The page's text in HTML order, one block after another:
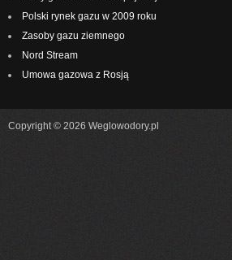
Polski rynek gazu w 2009 roku
Zasoby gazu ziemnego
Nord Stream
Umowa gazowa z Rosją
Copyright © 2026 Weglowodory.pl